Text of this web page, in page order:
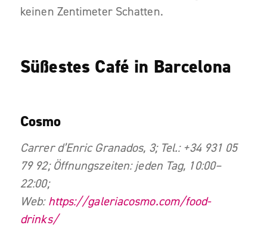
keinen Zentimeter Schatten.
Süßestes Café in Barcelona
Cosmo
Carrer d’Enric Granados, 3; Tel.: +34 931 05
79 92; Öffnungszeiten: jeden Tag, 10:00–
22:00;
Web: https://galeriacosmo.com/food-
drinks/